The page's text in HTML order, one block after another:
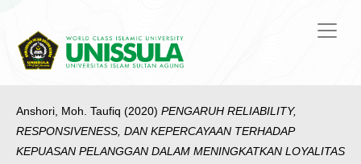
Anshori, Moh. Taufiq (2020) PENGARUH RELIABILITY,
RESPONSIVENESS, DAN KEPERCAYAAN TERHADAP
KEPUASAN PELANGGAN DALAM MENINGKATKAN LOYALITAS